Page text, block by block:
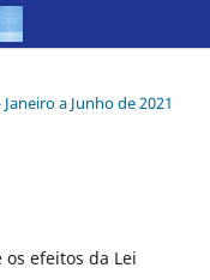
a Junho de 2021
efeitos da Lei